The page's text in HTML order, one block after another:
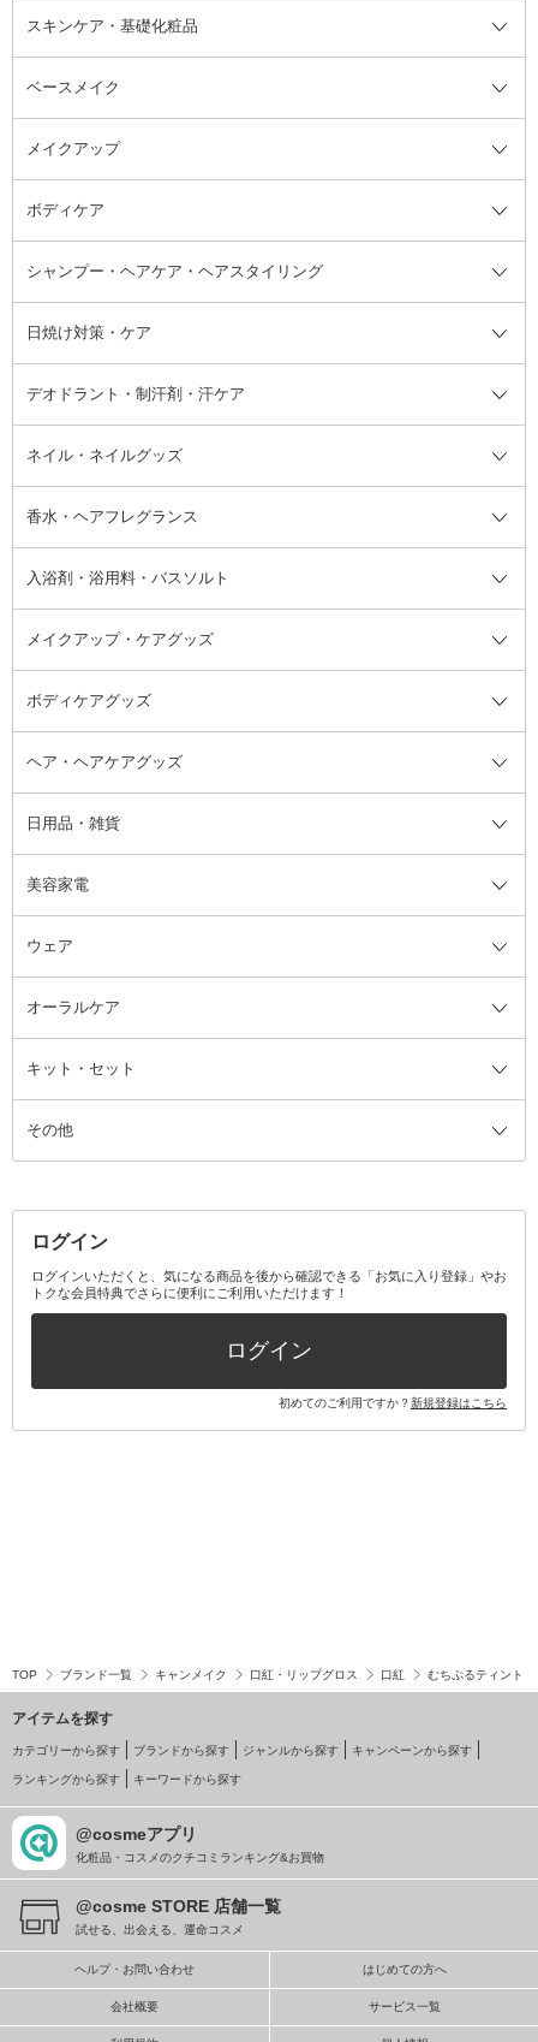
スキンケア・基礎化粧品
スキンケア・基礎化粧品全て
洗顔料
美容液
オールインワン化粧品 フェイスクリーム
フェイスオイル・バーム
ブースター・導入液
洗い流すパック・マスク
リップクリーム・リップケア
顔用マッサージ料
ベースメイク
ベースメイク全て
BBクリーム
コンシーラー ファンデーション
フェイスパウダー
メイクアップ
メイクアップ全て
まつげ美容液 つけまつげ
アイシャドウ
アイブロウ・眉マスカラ
チーク
ハイライト・シェーディング
ボディケア
ボディケア全て
ボディソープ・ハンドソープ・石
けん
ボディケア
レッグ・フットケア
バストケア
ネイルケア
脱毛・除毛ケア
シャンプー・ヘアケア・ヘアスタイリング
シャンプー・ヘアケア・ヘアスタ
イリング全て
洗い流さないトリートメント
ヘアスタイリング剤
頭皮ケア・育毛剤
その他シャンプー・ヘアケア・ヘ
アスタイリング
日焼け対策・ケア
日焼け対策・ケア全て
サンオイル・タンニング
その他日焼け対策・UVケア
デオドラント・制汗剤・汗ケア
デオドラント・制汗剤・汗ケア全
て
フット用デオドラント・制汗剤・
汗ケア
ネイル・ネイルグッズ
ネイル・ネイルグッズ全て
ジェルネイル
リムーバー・除光液
香水・ヘアフレグランス
香水・ヘアフレグランス全て
フレグランスミスト
その他香水・ヘアフレグランス
入浴剤・浴用料・バスソルト
入浴剤・浴用料・バスソルト全て
バスソルト
メイクアップ・ケアグッズ
メイクアップ・ケアグッズ全て
コットン・綿棒
洗顔グッズ
ブラシ・チップ
ツィザー・毛抜き
カミソリ
ファンデーション・パウダーケー
ス
ミラー・鏡
ボディケアグッズ
ボディケアグッズ全て
マッサージ・ボディケアグッズ
かかと・角質ケアグッズ
絆創膏
ヘア・ヘアケアグッズ
ヘア・ヘアケアグッズ全て
ヘアゴム
ヘアバンド
ヘッドマッサージブラシ
日用品・雑貨
日用品・雑貨全て
柔軟剤
ルームフレグランス・ディフュー
ザー
アロマキャンドル
消臭剤・芳香剤
美容家電
美容家電全て
ボディケア美容家電
その他美容家電
ウェア
ウェア全て
レッグウェア
オーラルケア
オーラルケア全て
歯ブラシ
その他オーラルケア
キット・セット
キット・セット全て
ボディケアキット
その他キット・セット
その他
ログイン
ログインいただくと、気になる商品を後から確認できる「お気に入り登録」やお
トクな会員特典でさらに便利にご利用いただけます！
ログイン
初めてのご利用ですか？新規登録はこちら
TOP ブランド一覧 キャンメイク 口紅・リップグロス 口紅 むちぷるティント
アイテムを探す
カテゴリーから探す ブランドから探す ジャンルから探す キャンペーンから探す
ランキングから探す キーワードから探す
@cosmeアプリ
化粧品・コスメのクチコミランキング&お買物
@cosme STORE 店舗一覧
試せる、出会える、運命コスメ
ヘルプ・お問い合わせ はじめての方へ
会社概要 サービス一覧